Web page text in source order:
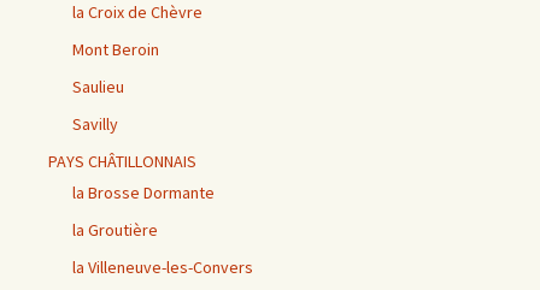
la Croix de Chèvre
Mont Beroin
Saulieu
Savilly
PAYS CHÂTILLONNAIS
la Brosse Dormante
la Groutière
la Villeneuve-les-Convers